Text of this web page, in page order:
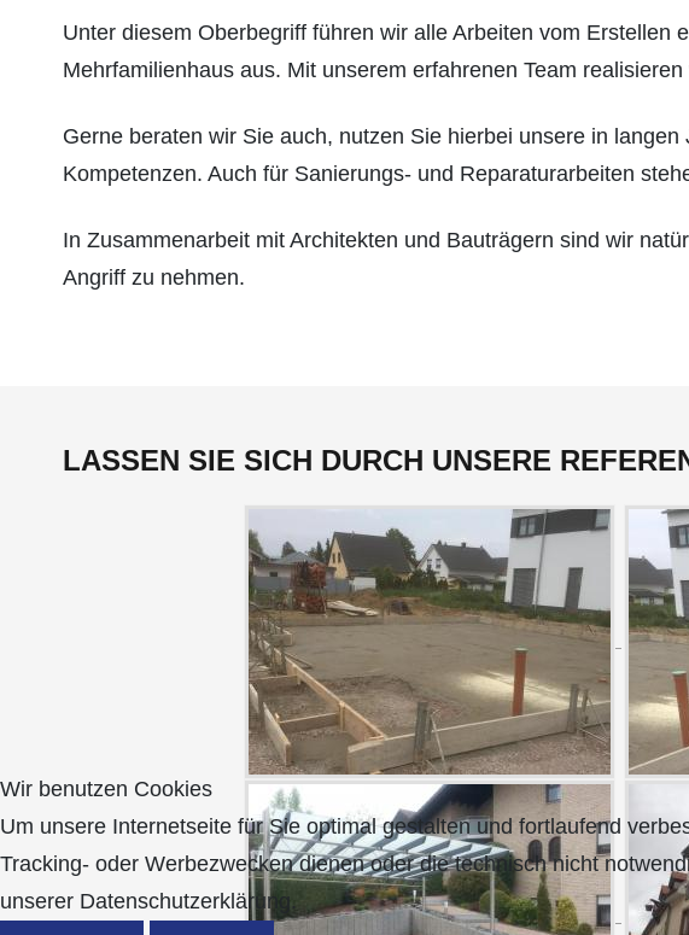
Unter diesem Oberbegriff führen wir alle Arbeiten vom Erstellen
Mehrfamilienhaus aus. Mit unserem erfahrenen Team
Gerne beraten wir Sie auch, nutzen Sie hierbei unsere in
Kompetenzen. Auch für Sanierungs- und Reparaturarbeiten
In Zusammenarbeit mit Architekten und Bauträgern sind wir
Angriff zu nehmen.
LASSEN SIE SICH DURCH UNSERE
Wir benutzen Cookies
Um unsere Internetseite für Sie optimal gestalten und fortlaufend
Tracking- oder Werbezwecken dienen oder die technisch nicht
unserer Datenschutzerklärung.